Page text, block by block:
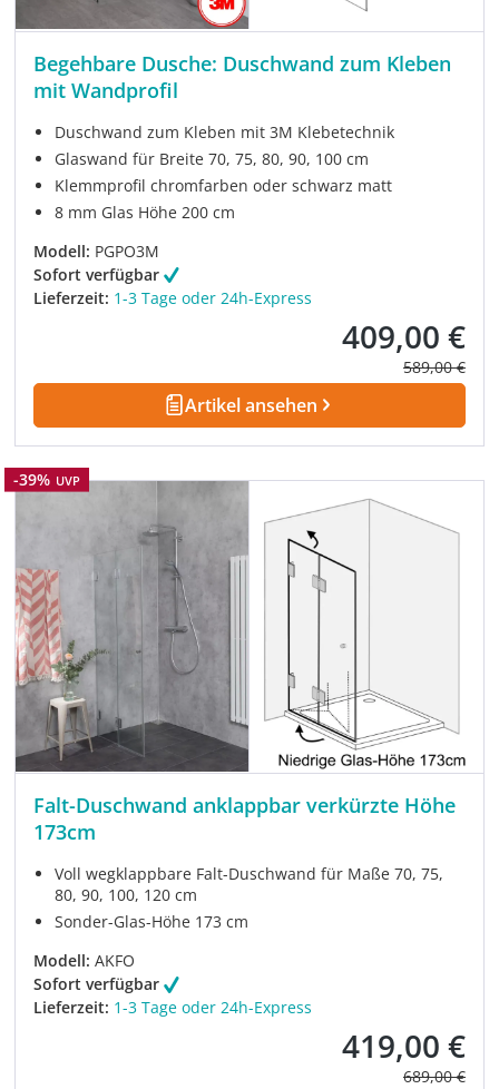
Begehbare Dusche: Duschwand zum Kleben
mit Wandprofil
Duschwand zum Kleben mit 3M Klebetechnik
Glaswand für Breite 70, 75, 80, 90, 100 cm
Klemmprofil chromfarben oder schwarz matt
8 mm Glas Höhe 200 cm
Modell: PGPO3M
Sofort verfügbar
Lieferzeit: 1-3 Tage oder 24h-Express
Verkaufspreis:
409,00 €
Regulärer
589,00 €
Artikel ansehen
Rabatt
-39% UVP
Falt-Duschwand anklappbar verkürzte Höhe
173cm
Voll wegklappbare Falt-Duschwand für Maße 70, 75,
80, 90, 100, 120 cm
Sonder-Glas-Höhe 173 cm
Modell: AKFO
Sofort verfügbar
Lieferzeit: 1-3 Tage oder 24h-Express
Verkaufspreis:
419,00 €
Regulärer
689,00 €